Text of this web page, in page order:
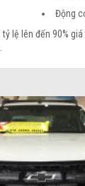
Động
lệ lên đến 90%